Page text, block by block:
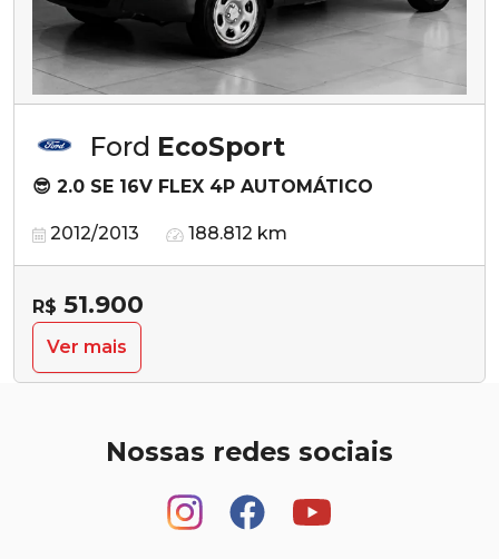
Ford EcoSport
😎 2.0 SE 16V FLEX 4P AUTOMÁTICO
2012/2013 188.812 km
R$ 51.900
Ver mais
Nossas redes sociais